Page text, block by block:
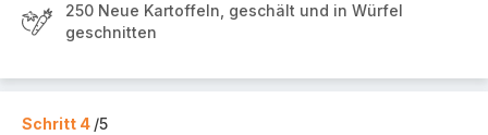
250 Neue Kartoffeln, geschält und in Würfel
geschnitten
Schritt 4 /5